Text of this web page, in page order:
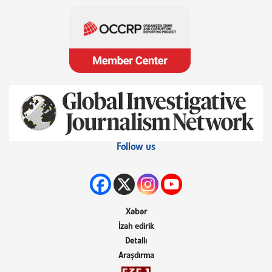
Follow us
Xəbər
İzah edirik
Detallı
Araşdırma